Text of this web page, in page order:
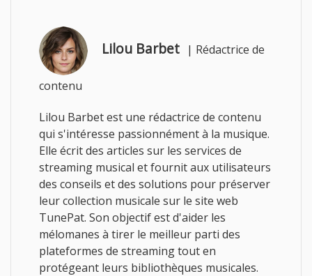
Lilou Barbet | Rédactrice de
contenu
Lilou Barbet est une rédactrice de contenu
qui s'intéresse passionnément à la musique.
Elle écrit des articles sur les services de
streaming musical et fournit aux utilisateurs
des conseils et des solutions pour préserver
leur collection musicale sur le site web
TunePat. Son objectif est d'aider les
mélomanes à tirer le meilleur parti des
plateformes de streaming tout en
protégeant leurs bibliothèques musicales.